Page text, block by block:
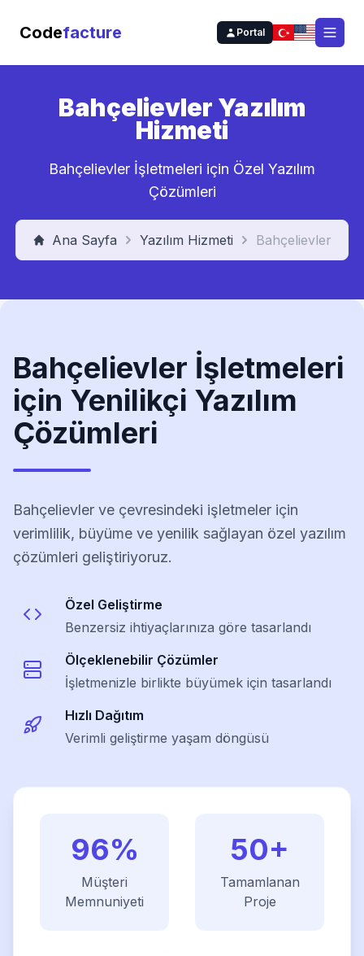
Codefacture Portal
Bahçelievler Yazılım
Hizmeti
Bahçelievler İşletmeleri için Özel Yazılım
Çözümleri
Ana Sayfa Yazılım Hizmeti Bahçelievler
Bahçelievler İşletmeleri
için Yenilikçi Yazılım
Çözümleri
Bahçelievler ve çevresindeki işletmeler için
verimlilik, büyüme ve yenilik sağlayan özel yazılım
çözümleri geliştiriyoruz.
Özel Geliştirme
Benzersiz ihtiyaçlarınıza göre tasarlandı
Ölçeklenebilir Çözümler
İşletmenizle birlikte büyümek için tasarlandı
Hızlı Dağıtım
Verimli geliştirme yaşam döngüsü
96%
Müşteri
Memnuniyeti
50+
Tamamlanan
Proje